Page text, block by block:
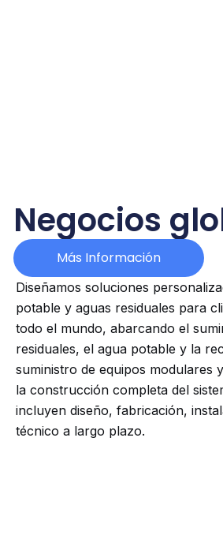
Negocios
Más Información
Diseñamos soluciones
potable y aguas residuales para
todo el mundo, abarcando el
residuales, el agua potable y la
suministro de equipos modulares
la construcción completa del
incluyen diseño, fabricación,
técnico a largo plazo.